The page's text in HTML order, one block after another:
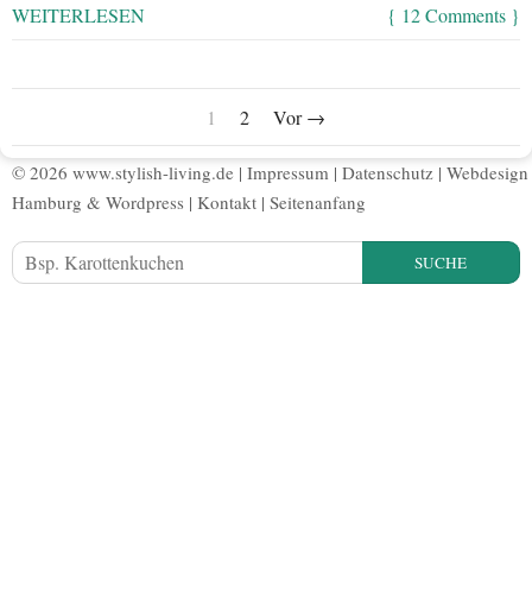
WEITERLESEN { 12 Comments }
1 2 Vor →
© 2026 www.stylish-living.de | Impressum | Datenschutz | Webdesign
Hamburg & Wordpress | Kontakt | Seitenanfang
SUCHE